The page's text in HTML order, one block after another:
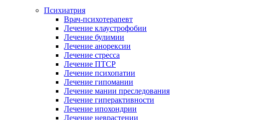
Психиатрия
Врач-психотерапевт
Лечение клаустрофобии
Лечение булимии
Лечение анорексии
Лечение стресса
Лечение ПТСР
Лечение психопатии
Лечение гипомании
Лечение мании преследования
Лечение гиперактивности
Лечение ипохондрии
Лечение неврастении